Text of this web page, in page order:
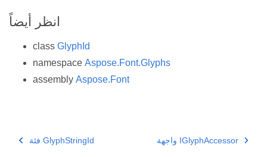
انظر أيضاً
class GlyphId
namespace Aspose.Font.Glyphs
assembly Aspose.Font
فئة GlyphStringId واجهة IGlyphAccessor